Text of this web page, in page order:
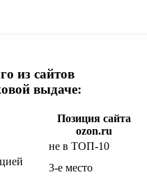
из сайтов
выдаче:
Позиция сайта
ozon.ru
не в ТОП-10
3-е место